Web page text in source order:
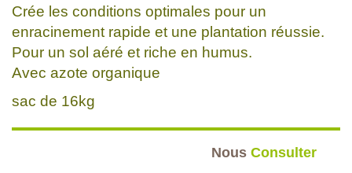
Crée les conditions optimales pour un
enracinement rapide et une plantation réussie.
Pour un sol aéré et riche en humus.
Avec azote organique
sac de 16kg
Nous Consulter